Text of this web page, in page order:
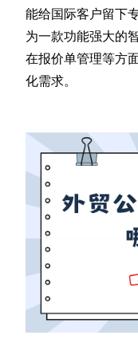
能给国际客户留下
为一款功能强大的
在报价单管理等方
化需求。